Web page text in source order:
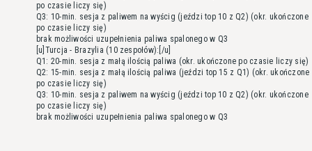
po czasie liczy się)
Q3: 10-min. sesja z paliwem na wyścig (jeździ top 10 z Q2) (okr. ukończone
po czasie liczy się)
brak możliwości uzupełnienia paliwa spalonego w Q3
[u]Turcja - Brazylia (10 zespołów):[/u]
Q1: 20-min. sesja z małą ilością paliwa (okr. ukończone po czasie liczy się)
Q2: 15-min. sesja z małą ilością paliwa (jeździ top 15 z Q1) (okr. ukończone
po czasie liczy się)
Q3: 10-min. sesja z paliwem na wyścig (jeździ top 10 z Q2) (okr. ukończone
po czasie liczy się)
brak możliwości uzupełnienia paliwa spalonego w Q3